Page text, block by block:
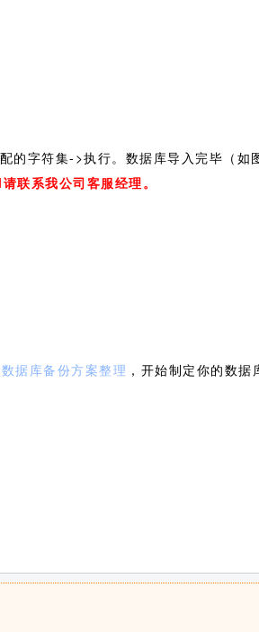
字符集->执行。数据库导入完毕（如
联系我公司客服经理。
据库备份方案整理 ，开始制定你的数据